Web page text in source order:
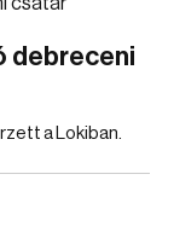
debreceni
a Lokiban.